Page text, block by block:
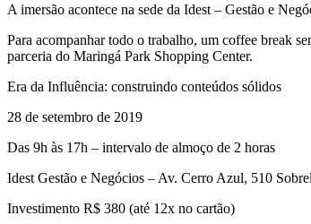
A imersão acontece na sede da Idest – Gestão e
Para acompanhar todo o trabalho, um coffee break
parceria do Maringá Park Shopping Center.
Era da Influência: construindo conteúdos sólidos
28 de setembro de 2019
Das 9h às 17h – intervalo de almoço de 2 horas
Idest Gestão e Negócios – Av. Cerro Azul, 510
Investimento R$ 380 (até 12x no cartão)